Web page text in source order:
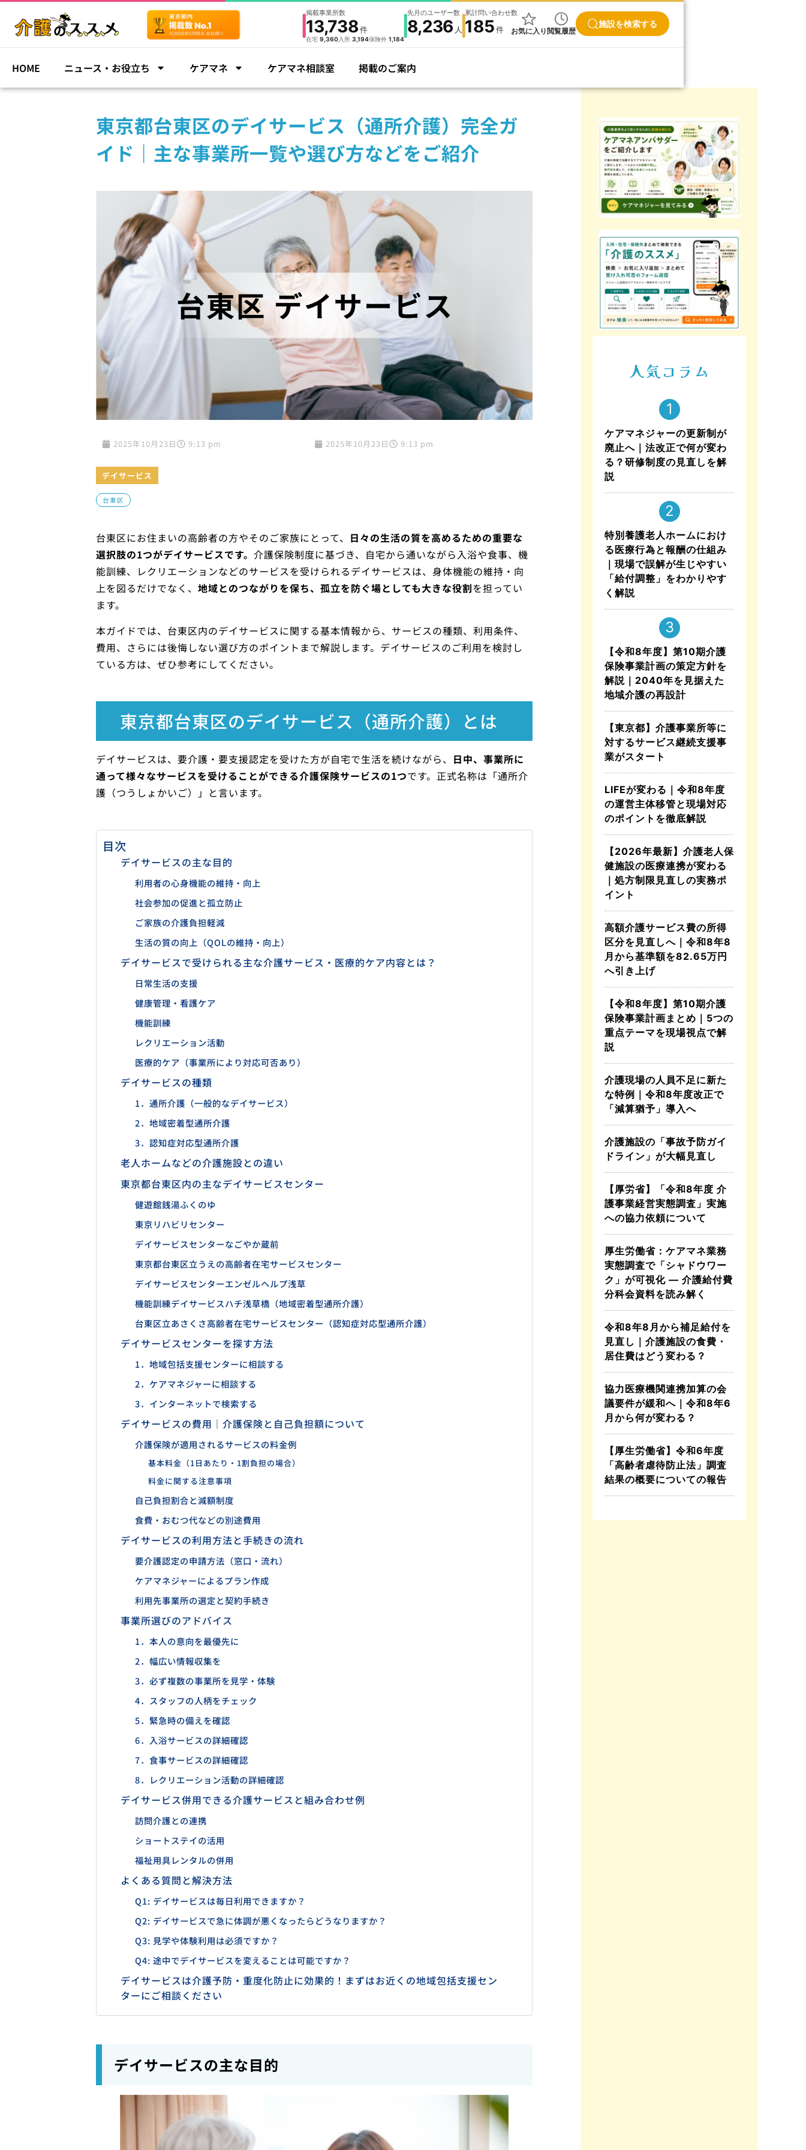
掲載事業所数
13,738件
在宅 9,360入所 3,194保険外 1,184
先月のユーザー数
8,236 人
累計問い合わせ数
185件 お気に入り閲覧履歴
施設を検索する
HOME ニュース・お役立ち ケアマネ ケアマネ相談室 掲載のご案内
東京都台東区のデイサービス（通所介護）完全ガ
イド｜主な事業所一覧や選び方などをご紹介
2025年10月23日 9:13 pm 2025年10月23日 9:13 pm
デイサービス
台東区
台東区にお住まいの高齢者の方やそのご家族にとって、 日々の生活の質を高めるための重要な
選択肢の1つがデイサービスです。 介護保険制度に基づき、自宅から通いながら入浴や食事、機
能訓練、レクリエーションなどのサービスを受けられるデイサービスは、身体機能の維持・向
上を図るだけでなく、 地域とのつながりを保ち、孤立を防ぐ場としても大きな役割を担ってい
ます。
本ガイドでは、台東区内のデイサービスに関する基本情報から、サービスの種類、利用条件、
費用、さらには後悔しない選び方のポイントまで解説します。デイサービスのご利用を検討し
ている方は、ぜひ参考にしてください。
東京都台東区のデイサービス（通所介護）とは
デイサービスは、要介護・要支援認定を受けた方が自宅で生活を続けながら、 日中、事業所に
通って様々なサービスを受けることができる介護保険サービスの1つです。正式名称は「通所介
護（つうしょかいご）」と言います。
目次
デイサービスの主な目的
利用者の心身機能の維持・向上
社会参加の促進と孤立防止
ご家族の介護負担軽減
生活の質の向上（QOLの維持・向上）
デイサービスで受けられる主な介護サービス・医療的ケア内容とは？
日常生活の支援
健康管理・看護ケア
機能訓練
レクリエーション活動
医療的ケア（事業所により対応可否あり）
デイサービスの種類
1．通所介護（一般的なデイサービス）
2．地域密着型通所介護
3．認知症対応型通所介護
老人ホームなどの介護施設との違い
東京都台東区内の主なデイサービスセンター
健遊館銭湯ふくのゆ
東京リハビリセンター
デイサービスセンターなごやか蔵前
東京都台東区立うえの高齢者在宅サービスセンター
デイサービスセンターエンゼルヘルプ浅草
機能訓練デイサービスハチ浅草橋（地域密着型通所介護）
台東区立あさくさ高齢者在宅サービスセンター（認知症対応型通所介護）
デイサービスセンターを探す方法
1．地域包括支援センターに相談する
2．ケアマネジャーに相談する
3．インターネットで検索する
デイサービスの費用｜介護保険と自己負担額について
介護保険が適用されるサービスの料金例
基本料金（1日あたり・1割負担の場合）
料金に関する注意事項
自己負担割合と減額制度
食費・おむつ代などの別途費用
デイサービスの利用方法と手続きの流れ
要介護認定の申請方法（窓口・流れ）
ケアマネジャーによるプラン作成
利用先事業所の選定と契約手続き
事業所選びのアドバイス
1．本人の意向を最優先に
2．幅広い情報収集を
3．必ず複数の事業所を見学・体験
4．スタッフの人柄をチェック
5．緊急時の備えを確認
6．入浴サービスの詳細確認
7．食事サービスの詳細確認
8．レクリエーション活動の詳細確認
デイサービス併用できる介護サービスと組み合わせ例
訪問介護との連携
ショートステイの活用
福祉用具レンタルの併用
よくある質問と解決方法
Q1: デイサービスは毎日利用できますか？
Q2: デイサービスで急に体調が悪くなったらどうなりますか？
Q3: 見学や体験利用は必須ですか？
Q4: 途中でデイサービスを変えることは可能ですか？
デイサービスは介護予防・重度化防止に効果的！まずはお近くの地域包括支援セン
ターにご相談ください
デイサービスの主な目的
人気コラム
ケアマネジャーの更新制が
廃止へ｜法改正で何が変わ
る？研修制度の見直しを解
説
特別養護老人ホームにおけ
る医療行為と報酬の仕組み
｜現場で誤解が生じやすい
「給付調整」をわかりやす
く解説
【令和8年度】第10期介護
保険事業計画の策定方針を
解説｜2040年を見据えた
地域介護の再設計
【東京都】介護事業所等に
対するサービス継続支援事
業がスタート
LIFEが変わる｜令和8年度
の運営主体移管と現場対応
のポイントを徹底解説
【2026年最新】介護老人保
健施設の医療連携が変わる
｜処方制限見直しの実務ポ
イント
高額介護サービス費の所得
区分を見直しへ｜令和8年8
月から基準額を82.65万円
へ引き上げ
【令和8年度】第10期介護
保険事業計画まとめ｜5つの
重点テーマを現場視点で解
説
介護現場の人員不足に新た
な特例｜令和8年度改正で
「減算猶予」導入へ
介護施設の「事故予防ガイ
ドライン」が大幅見直し
【厚労省】「令和8年度 介
護事業経営実態調査」実施
への協力依頼について
厚生労働省：ケアマネ業務
実態調査で「シャドウワー
ク」が可視化 ― 介護給付費
分科会資料を読み解く
令和8年8月から補足給付を
見直し｜介護施設の食費・
居住費はどう変わる？
協力医療機関連携加算の会
議要件が緩和へ｜令和8年6
月から何が変わる？
【厚生労働省】令和6年度
「高齢者虐待防止法」調査
結果の概要についての報告